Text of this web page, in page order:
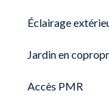
Éclairage
Jardin en
Accès PMR